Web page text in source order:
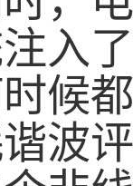
入
候
波